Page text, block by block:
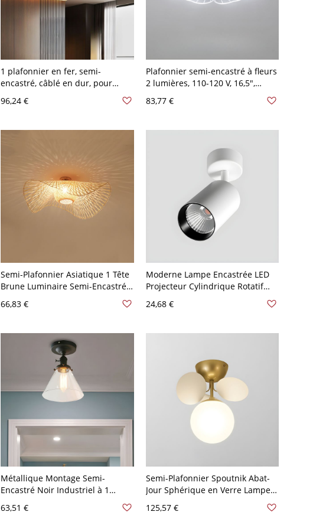
1 plafonnier en fer, semi-
encastré, câblé en dur, pour
chambre principale - Noir 110 V-
120 V Gradation à trois niveaux
96,24 €
Plafonnier semi-encastré à fleurs
2 lumières, 110-120 V, 16,5",
83,77 €
Semi-Plafonnier Asiatique 1 Tête
Brune Luminaire Semi-Encastré
en Rotin de Bambou Design de
Chapeau - Brun 110 V-120 V
66,83 €
Moderne Lampe Encastrée LED
Projecteur Cylindrique Rotatif
Plafonnier 1-Lumière Aluminium
- 110 V-120 V Blanc Chaud 7w
24,68 €
Métallique Montage Semi-
Encastré Noir Industriel à 1
63,51 €
Semi-Plafonnier Spoutnik Abat-
Jour Sphérique en Verre Lampe
Semi-Encastrée Style Moderne -
125,57 €